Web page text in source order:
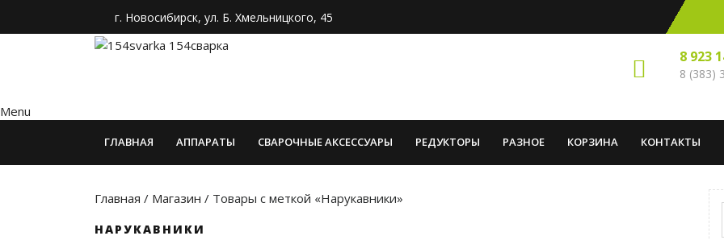
г. Новосибирск, ул. Б. Хмельницкого, 45
8 923
8 (383)
Menu
ГЛАВНАЯ АППАРАТЫ СВАРОЧНЫЕ АКСЕССУАРЫ РЕДУКТОРЫ РАЗНОЕ КОРЗИНА КОНТАКТЫ
Главная / Магазин / Товары с меткой «Нарукавники»
НАРУКАВНИКИ